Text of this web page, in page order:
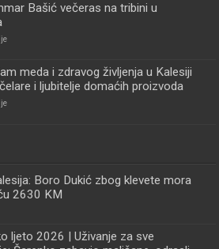
Bašić večeras na tribini u
meda i zdravog življenja u Kalesiji
i ljubitelje domaćih proizvoda
Boro Dukić zbog klevete mora
2630 KM
ljeto 2026 | Uživanje za sve